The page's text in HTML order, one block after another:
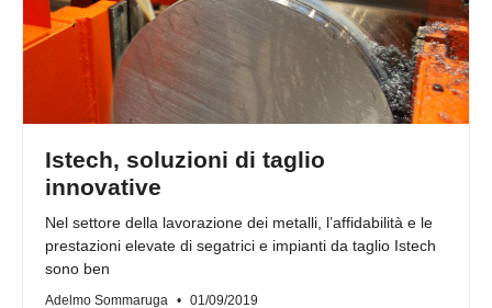
Istech, soluzioni di taglio
innovative
Nel settore della lavorazione dei metalli, l’affidabilità e le
prestazioni elevate di segatrici e impianti da taglio Istech
sono ben
Adelmo Sommaruga 01/09/2019